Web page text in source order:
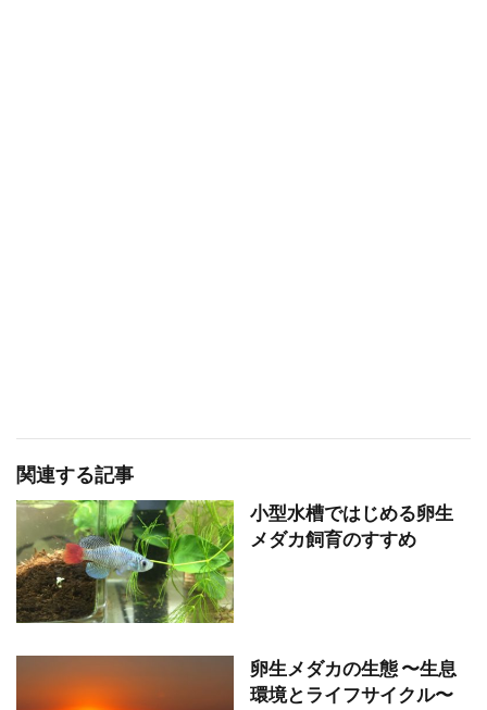
関連する記事
小型水槽ではじめる卵生
メダカ飼育のすすめ
卵生メダカの生態 〜生息
環境とライフサイクル〜